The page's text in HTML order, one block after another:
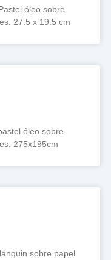
óleo sobre
27.5 x 19.5 cm
óleo sobre
275x195cm
sobre papel